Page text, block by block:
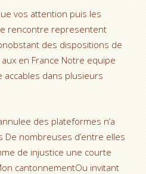
vos attention puis les
rencontre representent
des dispositions de
en France Notre equipe
dans plusieurs
des plateformes n’a
De nombreuses d’entre elles
de injustice une courte
cantonnementOu invitant